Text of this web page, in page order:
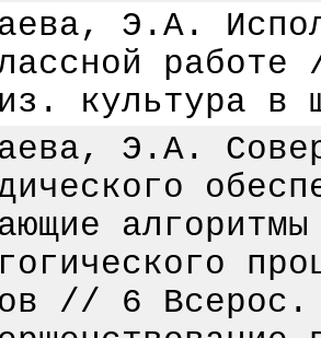
Э.А.
культура
Э.А.
// 6